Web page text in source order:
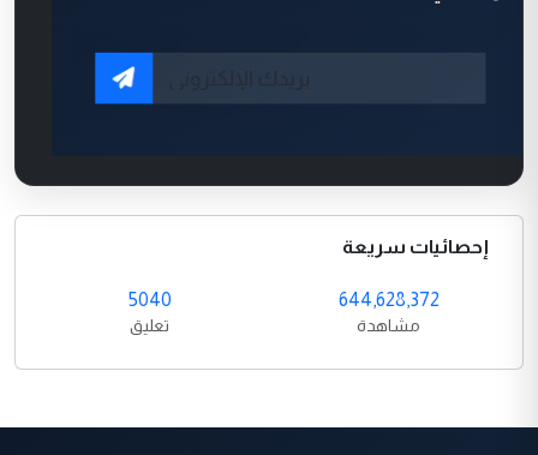
إحصائيات سريعة
644,628,372
مشاهدة
5040
تعليق